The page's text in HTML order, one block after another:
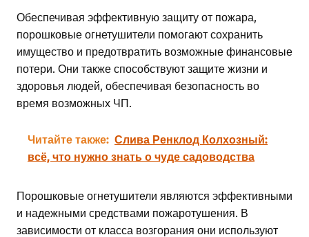
Обеспечивая эффективную защиту от пожара,
порошковые огнетушители помогают сохранить
имущество и предотвратить возможные финансовые
потери. Они также способствуют защите жизни и
здоровья людей, обеспечивая безопасность во
время возможных ЧП.
Читайте также: Слива Ренклод Колхозный:
всё, что нужно знать о чуде садоводства
Порошковые огнетушители являются эффективными
и надежными средствами пожаротушения. В
зависимости от класса возгорания они используют